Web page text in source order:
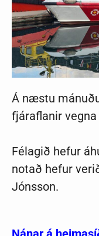
Á næstu
fjáraflanir
Félagið hefur
notað hefur
Jónsson.